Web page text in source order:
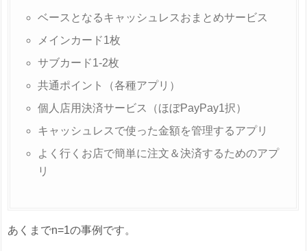
ベースとなるキャッシュレスおまとめサービス
メインカード1枚
サブカード1-2枚
共通ポイント（各種アプリ）
個人店用決済サービス（ほぼPayPay1択）
キャッシュレスで使った金額を管理するアプリ
よく行くお店で簡単に注文＆決済するためのアプ
リ
あくまでn=1の事例です。